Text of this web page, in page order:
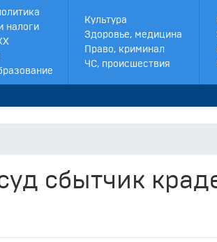
налоги
Культура
Здоровье, медицина
Право, криминал
ЧС, происшествия
сбытчик